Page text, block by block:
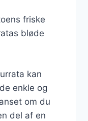
friske
bløde
kan
enkle og
om du
del af en